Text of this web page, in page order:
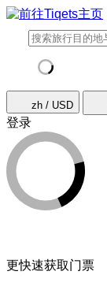
zh / USD
登录
更快速获取门票